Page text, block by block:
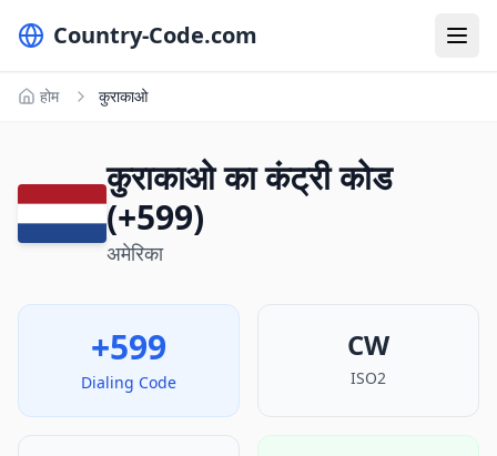
Country-Code.com
होम कुराकाओ
कुराकाओ का कंट्री कोड
(+599)
अमेरिका
+599
Dialing Code
CW
ISO2